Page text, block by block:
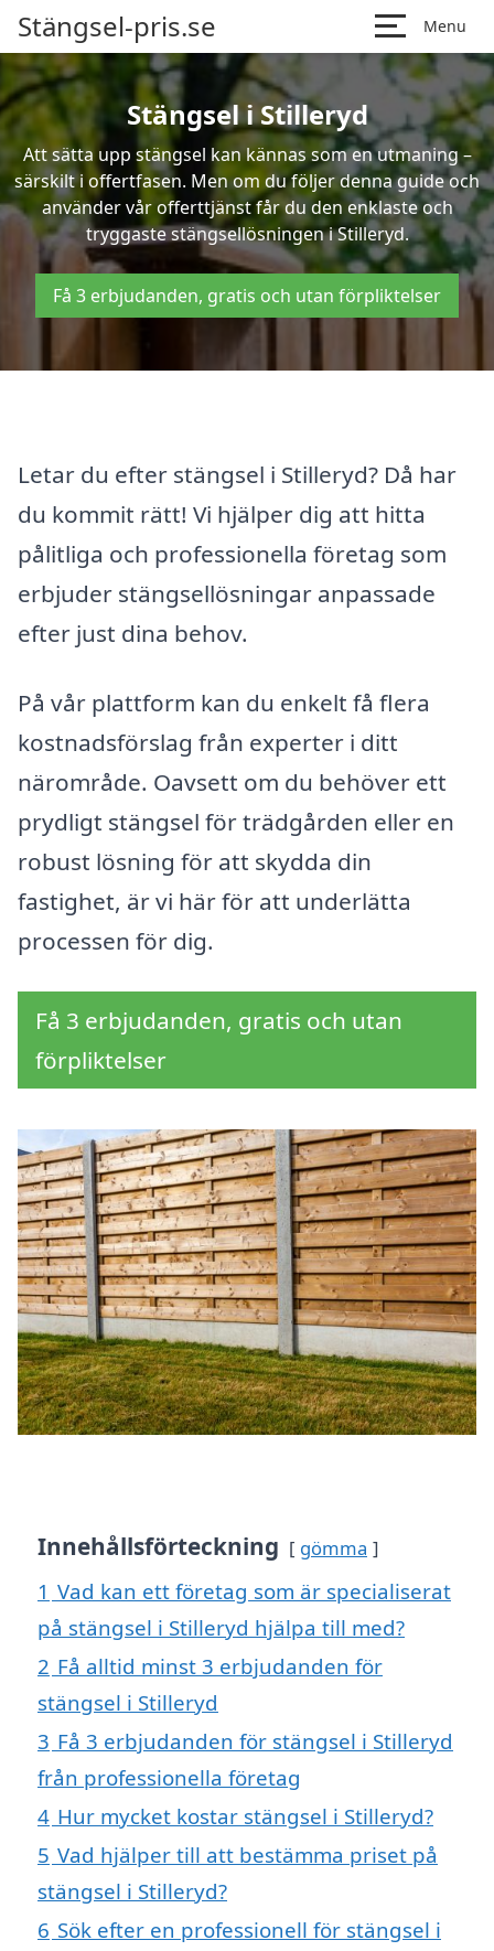
Stängsel-pris.se Menu
Stängsel i Stilleryd
Att sätta upp stängsel kan kännas som en utmaning –
särskilt i offertfasen. Men om du följer denna guide och
använder vår offerttjänst får du den enklaste och
tryggaste stängsellösningen i Stilleryd.
Få 3 erbjudanden, gratis och utan förpliktelser
Letar du efter stängsel i Stilleryd? Då har
du kommit rätt! Vi hjälper dig att hitta
pålitliga och professionella företag som
erbjuder stängsellösningar anpassade
efter just dina behov.
På vår plattform kan du enkelt få flera
kostnadsförslag från experter i ditt
närområde. Oavsett om du behöver ett
prydligt stängsel för trädgården eller en
robust lösning för att skydda din
fastighet, är vi här för att underlätta
processen för dig.
Få 3 erbjudanden, gratis och utan
förpliktelser
Innehållsförteckning gömma
1 Vad kan ett företag som är specialiserat
på stängsel i Stilleryd hjälpa till med?
2 Få alltid minst 3 erbjudanden för
stängsel i Stilleryd
3 Få 3 erbjudanden för stängsel i Stilleryd
från professionella företag
4 Hur mycket kostar stängsel i Stilleryd?
5 Vad hjälper till att bestämma priset på
stängsel i Stilleryd?
6 Sök efter en professionell för stängsel i